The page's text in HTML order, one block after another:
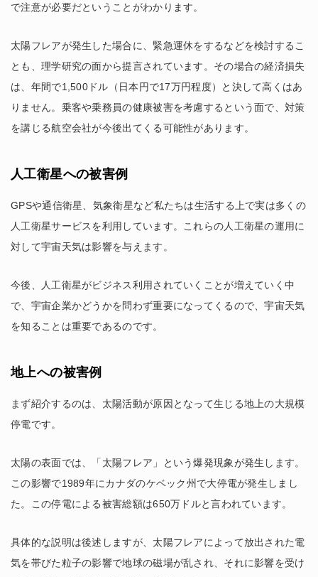
で注意が必要だということがわかります。
太陽フレアが発生した場合に、緊急運休をするなどを検討するこ
とも、理学研究の面から提言されています。その場合の経済損失
は、年間で1,500ドル（日本円で17万円程度）と決して高くはあ
りません。乗客や乗務員の健康被害を考慮するという面で、対策
を講じる航空会社が今後出てくる可能性があります。
人工衛星への被害例
GPSや通信衛星、気象衛星など私たちは生活する上で実は多くの
人工衛星サービスを利用しています。これらの人工衛星の運用に
対して宇宙天気は影響を与えます。
今後、人工衛星がビジネス利用されていくことが増えていく中
で、宇宙企業かどうかを問わず重要になってくるので、宇宙天気
を知ることは重要であるのです。
地上への被害例
まず紹介するのは、太陽活動が原因となって生じる地上の大規模
停電です。
太陽の表面では、「太陽フレア」という爆発現象が発生します。
この影響で1989年にカナダのケベック州で大停電が発生しまし
た。この停電による被害総額は650万ドルと言われています。
具体的な説明は後述しますが、太陽フレアによって放出された電
気を帯びた粒子の影響で地球の磁場が乱され、それに影響を受け